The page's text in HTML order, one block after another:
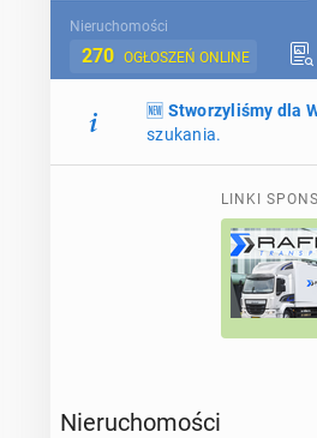
Nieruchomości
270 OGŁOSZEŃ ONLINE
🆕 Stworzyliśmy dla
szukania.
LINKI
Nieruchomości